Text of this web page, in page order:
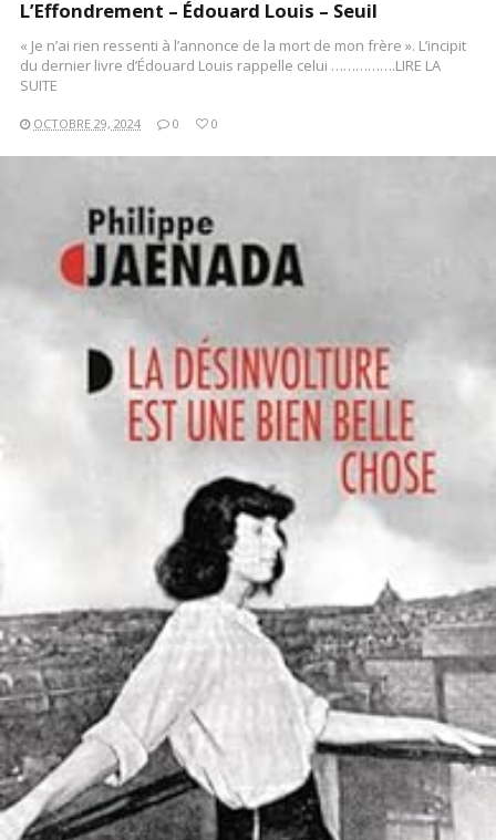
L’Effondrement – Édouard Louis – Seuil
« Je n’ai rien ressenti à l’annonce de la mort de mon frère ». L’incipit
du dernier livre d’Édouard Louis rappelle celui …………….LIRE LA
SUITE
OCTOBRE 29, 2024 0 0
LIRE LA SUITE